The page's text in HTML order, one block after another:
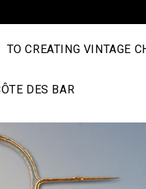
TO CREATING VINTAGE
DES BAR